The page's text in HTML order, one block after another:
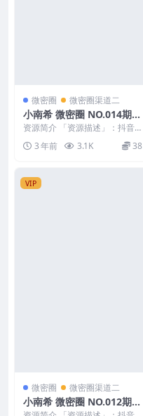
微密圈 微密圈渠道二
小南希 微密圈 NO.014期
最新至：2023.7.21
资源简介 「资源描述」：抖音
小南希 微密圈 NO.014期 【7
P】最新至：2...
3 年前 3.1K 38
VIP
微密圈 微密圈渠道二
小南希 微密圈 NO.012期